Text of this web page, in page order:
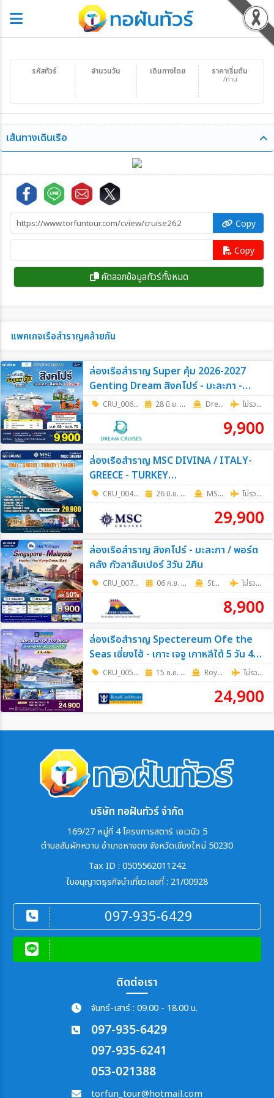
รหัสทัวร์ จำนวนวัน ราคาเริ่มต้น
/ท่าน
เดินทางโดย
เส้นทางเดินเรือ
Copy
Copy
คัดลอกข้อมูลทัวร์ทั้งหมด
แพคเกจเรือสำราญคล้ายกัน
ล่องเรือสำราญ Super คุ้ม 2026-2027
Genting Dream สิงคโปร์ - มะละกา -
สิงคโปร์ SUN เดินทางวันอาทิตย์ 3วัน 2คืน
CRU_0064 3วัน 2คืน
28 มิ.ย. 69 - 27 ธ.ค. 69 Dream Cruise ไม่รวมตั๋วเครื่องบิน
9,900
ล่องเรือสำราญ MSC DIVINA / ITALY-
GREECE - TURKEY
(CIVITAVECCHIA(ROME)-MYKONOS-
KUSADASI-MARMARIS,-NAPLES-
CRU_0048 8วัน 7คืน
26 มิ.ย. 69 - 23 ต.ค. 69 MSC Cruises ไม่รวมตั๋วเครื่องบิน
29,900
ล่องเรือสำราญ สิงคโปร์ - มะละกา / พอร์ต
คลัง กัวลาลัมเปอร์ 3วัน 2คืน
CRU_0075 3วัน 2คืน
06 ก.ย. 69 - 20 ก.ย. 69 Star Cruises ไม่รวมตั๋วเครื่องบิน
8,900
ล่องเรือสำราญ Spectereum Ofe the
Seas เซี่ยงไฮ้ - เกาะ เจจู เกาหลีใต้ 5 วัน 4
คืน (Cruise Only)
CRU_0058 5 วัน 4 คืน
15 ก.ค. 69 - 27 ก.ย. 69 RoyalCaribbean ไม่รวมตั๋วเครื่องบิน
24,900
บริษัท ทอฝันทัวร์ จำกัด
169/27 หมู่ที่ 4 โครงการสตาร์ เอเวนิว 5
ตำบลสันผักหวาน อำเภอหางดง จังหวัดเชียงใหม่ 50230
Tax ID : 0505562011242
ใบอนุญาตธุรกิจนำเที่ยวเลขที่ : 21/00928
097-935-6429
ติดต่อเรา
จันทร์-เสาร์ : 09.00 - 18.00 น.
097-935-6429
097-935-6241
053-021388
torfun_tour@hotmail.com